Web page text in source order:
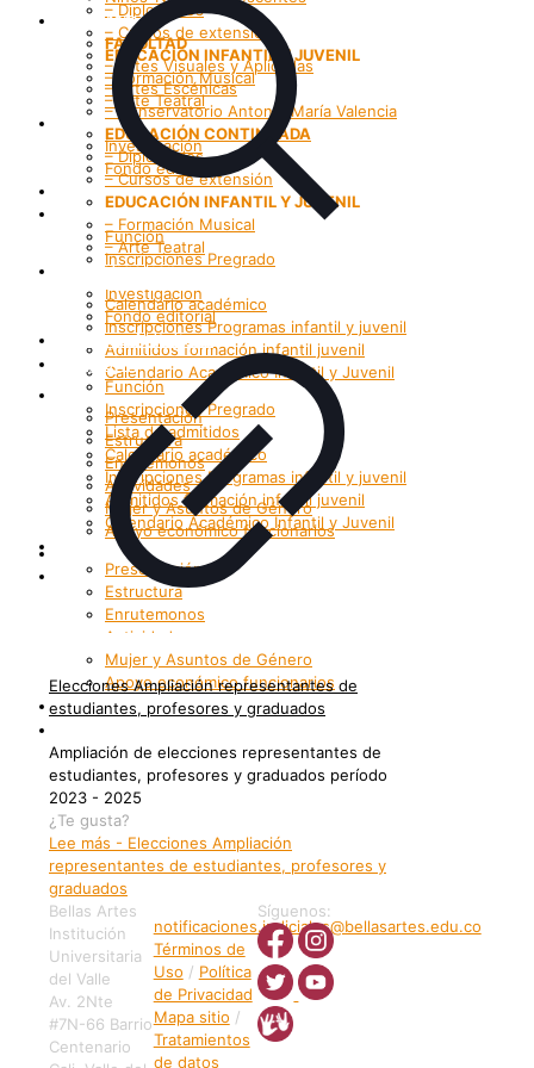
– Diplomados
– Cursos de extensión
EDUCACIÓN INFANTIL Y JUVENIL
– Formación Musical
– Arte Teatral
Investigación
Investigación
Fondo editorial
Grupos Artísticos
Registro
Función
Inscripciones Pregrado
Calendario académico
Inscripciones Programas infantil y juvenil
Admitidos formación infantil juvenil
Calendario Académico Infantil y Juvenil
Bienestar
Presentación
Estructura
Enrutemonos
Actividades
Mujer y Asuntos de Género
Apoyo económico funcionarios
Internacionalización
Patrimonio
Programas
FACULTAD
– Artes Visuales y Aplicadas
– Artes Escénicas
– Conservatorio Antonio María Valencia
EDUCACIÓN CONTINUADA
– Diplomados
– Cursos de extensión
EDUCACIÓN INFANTIL Y JUVENIL
– Formación Musical
– Arte Teatral
Investigación
Investigación
Fondo editorial
Grupos Artísticos
Registro
Función
Inscripciones Pregrado
Lista de admitidos
Calendario académico
Inscripciones Programas infantil y juvenil
Admitidos formación infantil juvenil
Calendario Académico Infantil y Juvenil
Bienestar
Presentación
Estructura
Enrutemonos
Actividades
Mujer y Asuntos de Género
Apoyo económico funcionarios
Internacionalización
Elecciones Ampliación representantes de
estudiantes, profesores y graduados
Ampliación de elecciones representantes de
estudiantes, profesores y graduados período
2023 - 2025
¿Te gusta?
Lee más - Elecciones Ampliación
representantes de estudiantes, profesores y
graduados
Bellas Artes
Institución
Universitaria
del Valle
Av. 2Nte
#7N-66 Barrio
Centenario
notificaciones.judiciales@bellasartes.edu.co
Términos de
Uso / Política
de Privacidad
Mapa sitio /
Tratamientos
de datos
Síguenos: